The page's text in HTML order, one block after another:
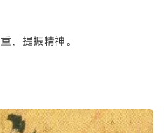
，提振精神。